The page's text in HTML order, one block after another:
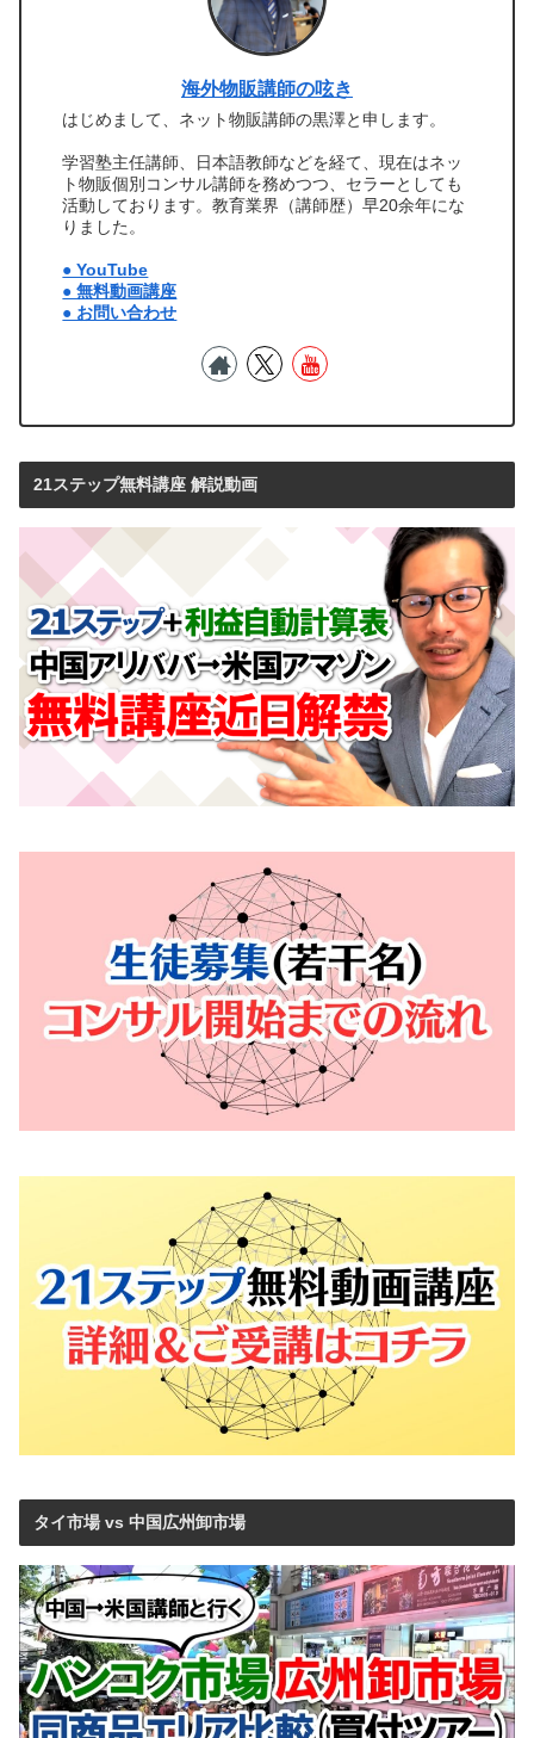
海外物販講師の呟き
はじめまして、ネット物販講師の黒澤と申します。
学習塾主任講師、日本語教師などを経て、現在はネッ
ト物販個別コンサル講師を務めつつ、セラーとしても
活動しております。教育業界（講師歴）早20余年にな
りました。
● YouTube
● 無料動画講座
● お問い合わせ
21ステップ無料講座 解説動画
タイ市場 vs 中国広州卸市場